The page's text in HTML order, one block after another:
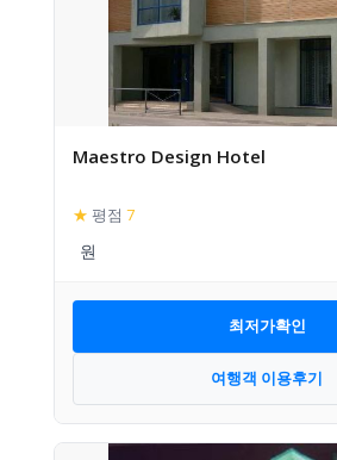
Maestro Design Hotel
★ 평점 7
최저가확인
여행객 이용후기